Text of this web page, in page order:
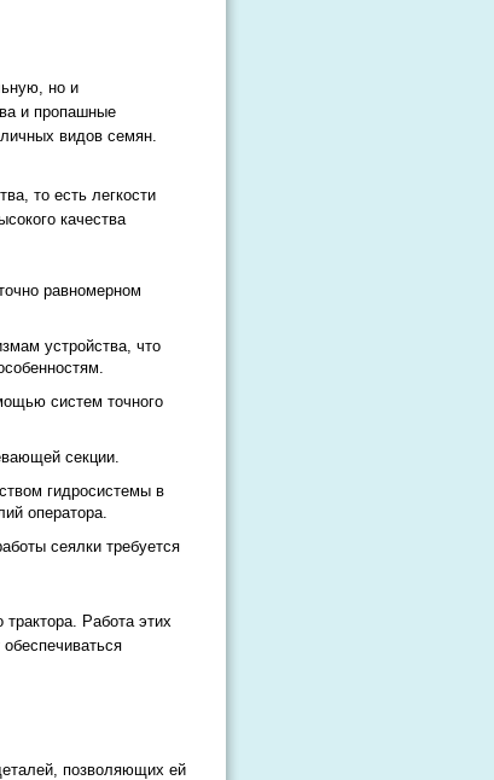
но и
и пропашные
видов семян.
то есть легкости
качества
равномерном
устройства, что
систем точного
секции.
гидросистемы в
оператора.
сеялки требуется
Работа этих
позволяющих ей